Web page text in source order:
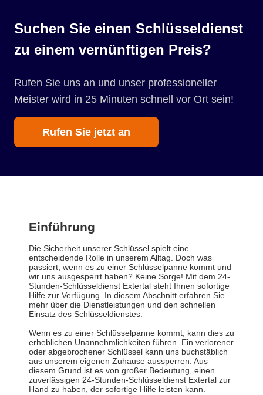
Suchen Sie einen Schlüsseldienst
zu einem vernünftigen Preis?
Rufen Sie uns an und unser professioneller
Meister wird in 25 Minuten schnell vor Ort sein!
Rufen Sie jetzt an
Einführung
Die Sicherheit unserer Schlüssel spielt eine
entscheidende Rolle in unserem Alltag. Doch was
passiert, wenn es zu einer Schlüsselpanne kommt und
wir uns ausgesperrt haben? Keine Sorge! Mit dem 24-
Stunden-Schlüsseldienst Extertal steht Ihnen sofortige
Hilfe zur Verfügung. In diesem Abschnitt erfahren Sie
mehr über die Dienstleistungen und den schnellen
Einsatz des Schlüsseldienstes.
Wenn es zu einer Schlüsselpanne kommt, kann dies zu
erheblichen Unannehmlichkeiten führen. Ein verlorener
oder abgebrochener Schlüssel kann uns buchstäblich
aus unserem eigenen Zuhause aussperren. Aus
diesem Grund ist es von großer Bedeutung, einen
zuverlässigen 24-Stunden-Schlüsseldienst Extertal zur
Hand zu haben, der sofortige Hilfe leisten kann.